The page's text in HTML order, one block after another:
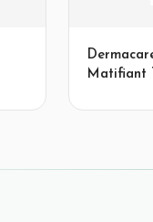
Matifiant